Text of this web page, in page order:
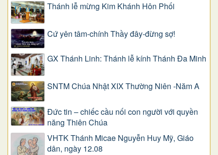
Thánh lễ mừng Kim Khánh Hôn Phối
Cứ yên tâm-chính Thầy đây-đừng sợ!
GX Thánh Linh: Thánh lễ kính Thánh Đa Minh
SNTM Chúa Nhật XIX Thường Niên -Năm A
Đức tin – chiếc cầu nối con người với quyền
năng Thiên Chúa
VHTK Thánh Micae Nguyễn Huy Mỹ, Giáo
dân, ngày 12.08